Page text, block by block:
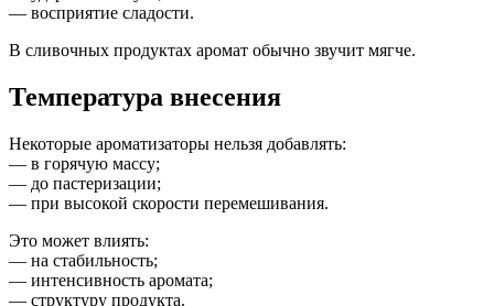
— восприятие сладости.
В сливочных продуктах аромат обычно звучит мягче.
Температура внесения
Некоторые ароматизаторы нельзя добавлять:
— в горячую массу;
— до пастеризации;
— при высокой скорости перемешивания.
Это может влиять:
— на стабильность;
— интенсивность аромата;
— структуру продукта.